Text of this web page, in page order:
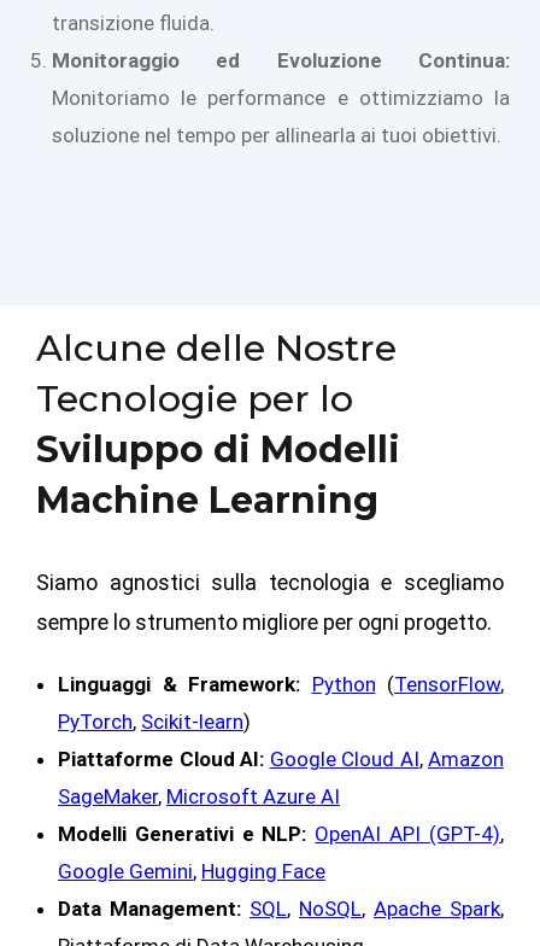
transizione fluida.
Monitoraggio ed Evoluzione Continua:
Monitoriamo le performance e ottimizziamo la
soluzione nel tempo per allinearla ai tuoi obiettivi.
Alcune delle Nostre
Tecnologie per lo
Sviluppo di Modelli
Machine Learning
Siamo agnostici sulla tecnologia e scegliamo
sempre lo strumento migliore per ogni progetto.
Linguaggi & Framework: Python (TensorFlow,
PyTorch, Scikit-learn)
Piattaforme Cloud AI: Google Cloud AI, Amazon
SageMaker, Microsoft Azure AI
Modelli Generativi e NLP: OpenAI API (GPT-4),
Google Gemini, Hugging Face
Data Management: SQL, NoSQL, Apache Spark,